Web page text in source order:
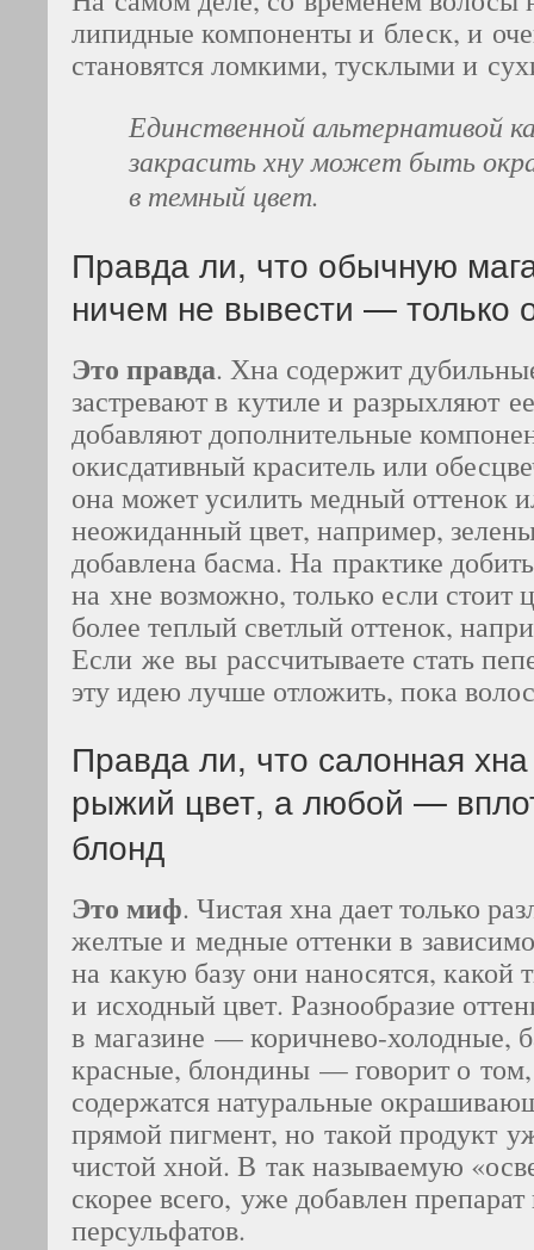
липидные компоненты и блеск, и
становятся ломкими, тусклыми и
Единственной альтернативой
закрасить хну может быть
в темный цвет.
Правда ли, что обычную
ничем не вывести — только
Это правда. Хна содержит
застревают в кутиле и разрыхляют
добавляют дополнительные
окисдативный краситель или
она может усилить медный оттенок
неожиданный цвет, например,
добавлена басма. На практике
на хне возможно, только если
более теплый светлый оттенок,
Если же вы рассчитываете стать
эту идею лучше отложить, пока
Правда ли, что салонная
рыжий цвет, а любой —
блонд
Это миф. Чистая хна дает только
желтые и медные оттенки в
на какую базу они наносятся, какой
и исходный цвет. Разнообразие
в магазине — коричнево-холодные,
красные, блондины — говорит о
содержатся натуральные
прямой пигмент, но такой продукт
чистой хной. В так называемую
скорее всего, уже добавлен
персульфатов.